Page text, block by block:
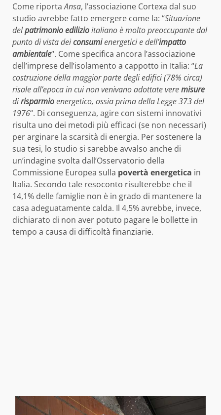
Come riportaAnsa, l’associazione Cortexa dal suo
studio avrebbe fatto emergere come la: “Situazione
delpatrimonio edilizioitaliano è molto preoccupante dal
punto di vista deiconsumienergetici e dell’impatto
ambientale“. Come specifica ancora l’associazione
dell’imprese dell’isolamento a cappotto in Italia: “La
costruzione della maggior parte degli edifici (78% circa)
risale all’epoca in cui non venivano adottate veremisure
dirisparmioenergetico, ossia prima della Legge 373 del
1976“. Di conseguenza, agire con sistemi innovativi
risulta uno dei metodi più efficaci (se non necessari)
per arginare la scarsità di energia. Per sostenere la
sua tesi, lo studio si sarebbe avvalso anche di
un’indagine svolta dall’Osservatorio della
Commissione Europea sulla povertà energetica in
Italia. Secondo tale resoconto risulterebbe che il
14,1% delle famiglie non è in grado di mantenere la
casa adeguatamente calda. Il 4,5% avrebbe, invece,
dichiarato di non aver potuto pagare le bollette in
tempo a causa di difficoltà finanziarie.